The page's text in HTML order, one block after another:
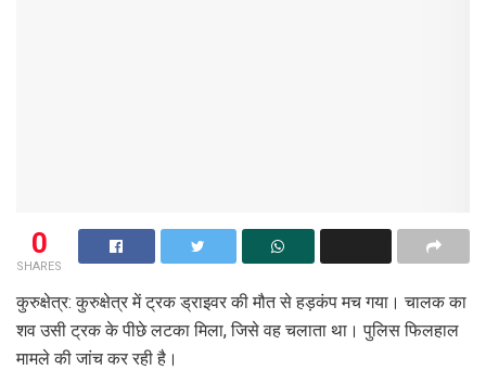
0
SHARES
कुरुक्षेत्र: कुरुक्षेत्र में ट्रक ड्राइवर की मौत से हड़कंप मच गया। चालक का
शव उसी ट्रक के पीछे लटका मिला, जिसे वह चलाता था। पुलिस फिलहाल
मामले की जांच कर रही है।